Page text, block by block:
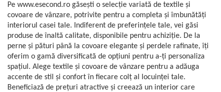
Pe www.esecond.ro găsești o selecție variată de textile și
covoare de vânzare, potrivite pentru a completa și îmbunătăți
interiorul casei tale. Indiferent de preferințele tale, vei găsi
produse de înaltă calitate, disponibile pentru achiziție. De la
perne și pături până la covoare elegante și perdele rafinate, îți
oferim o gamă diversificată de opțiuni pentru a-ți personaliza
spațiul. Alege textile și covoare de vânzare pentru a adăuga
accente de stil și confort în fiecare colț al locuinței tale.
Beneficiază de prețuri atractive și creează un interior care